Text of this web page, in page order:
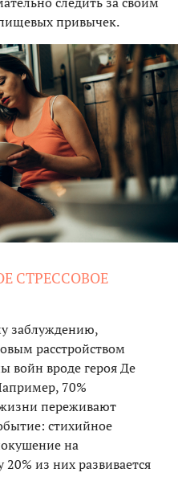
привычек.
СТРЕССОВОЕ
заблуждению,
расстройством
войн вроде героя Де
70%
переживают
стихийное
на
из них развивается